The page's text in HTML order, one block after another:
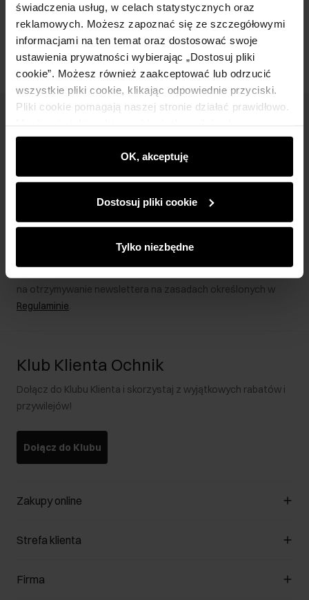
świadczenia usług, w celach statystycznych oraz
reklamowych. Możesz zapoznać się ze szczegółowymi
informacjami na ten temat oraz dostosować swoje
ustawienia prywatności wybierając „Dostosuj pliki
cookie”. Możesz również zaakceptować lub odrzucić
wszystkie pliki cookie, klikając odpowiednie przyciski.
Pliki cookie pomagają naszej stronie działać prawidłowo.
wyświetlać im dopasowane do ich preferencji treści,
rekomendacje oraz komunikaty reklamowe informujące o
najnowszych promocjach w e-sklepie. Informacje o tym,
partnerom społecznościowym, reklamowym i
analitycznym. Partnerzy mogą połączyć te informacje z
podczas korzystania z ich usług.
OK, akceptuję
Dostosuj pliki cookie
Tylko niezbędne
Opinie
Bądź na bieżąco z nowościami i promocjami!
na otrzymywanie newslettera na zasadach określonych w
Regulaminie.
Klub Klienta Ochnik
Dołącz do Klubu Klienta i skorzystaj z wyjątkowych rabatów i
przywilejów!
Dołącz do Klubu
Zakupy online
Zarządzaj cookies
Formy płatności
Strefa klienta
Klub Klienta
Firma